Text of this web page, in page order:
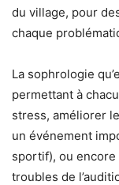
du village, pour
chaque
La sophrologie
permettant à
stress, améliorer
un événement
sportif), ou
troubles de